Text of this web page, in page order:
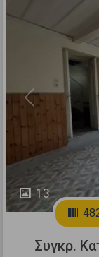
13
Previous
Συγκρ.